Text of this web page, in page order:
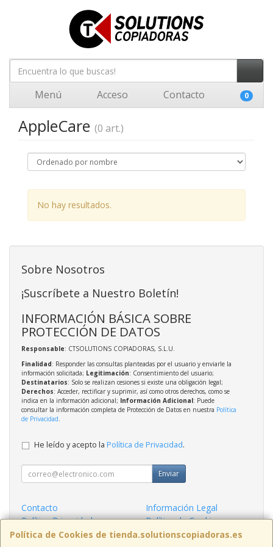
Menú Acceso Contacto 0
AppleCare (0 art.)
No hay resultados.
Política de Cookies de tienda.solutionscopiadoras.es
Sobre Nosotros
¡Suscríbete a Nuestro Boletín!
INFORMACIÓN BÁSICA SOBRE
PROTECCIÓN DE DATOS
Responsable: CTSOLUTIONS COPIADORAS, S.L.U.
Finalidad: Responder las consultas planteadas por el usuario y enviarle la
información solicitada; Legitimación: Consentimiento del usuario;
Destinatarios: Solo se realizan cesiones si existe una obligación legal;
Derechos: Acceder, rectificar y suprimir, así como otros derechos, como se
indica en la información adicional; Información Adicional: Puede
consultar la información completa de Protección de Datos en nuestra Política
de Privacidad.
He leído y acepto la Política de Privacidad.
Enviar
Contacto
Información Legal
Política Privacidad
Política de Cookies
Condiciones de Compra
Formas de Pago